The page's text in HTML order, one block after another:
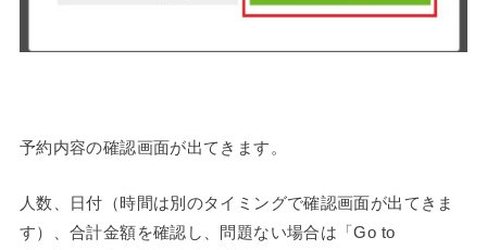
予約内容の確認画面が出てきます。
人数、日付（時間は別のタイミングで確認画面が出てきま
す）、合計金額を確認し、問題ない場合は「Go to